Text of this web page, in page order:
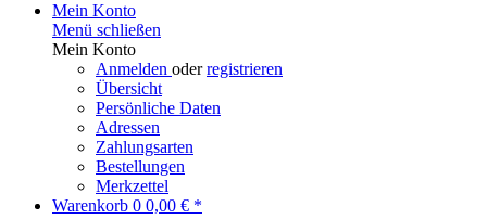
Mein Konto
Menü schließen
Mein Konto
Anmelden oderregistrieren
Übersicht
Persönliche Daten
Adressen
Zahlungsarten
Bestellungen
Merkzettel
Warenkorb 0 0,00 € *